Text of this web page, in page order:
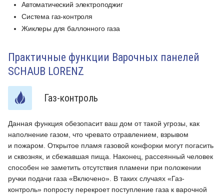
Автоматический электроподжиг
Система газ-контроля
Жиклеры для баллонного газа
Практичные функции Варочных панелей
SCHAUB LORENZ
Газ-контроль
Данная функция обезопасит ваш дом от такой угрозы, как
наполнение газом, что чревато отравлением, взрывом
и пожаром. Открытое пламя газовой конфорки могут погасить
и сквозняк, и сбежавшая пища. Наконец, рассеянный человек
способен не заметить отсутствия пламени при положении
ручки подачи газа «Включено». В таких случаях «Газ-
контроль» попросту перекроет поступление газа к варочной